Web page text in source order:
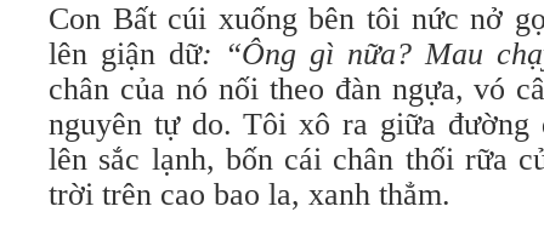
Con Bất cúi xuống bên tôi nức nở
lên giận dữ: “Ông gì nữa? Mau
chân của nó nối theo đàn ngựa, vó
nguyên tự do. Tôi xô ra giữa đường
lên sắc lạnh, bốn cái chân thối rữa
trời trên cao bao la, xanh thẳm.